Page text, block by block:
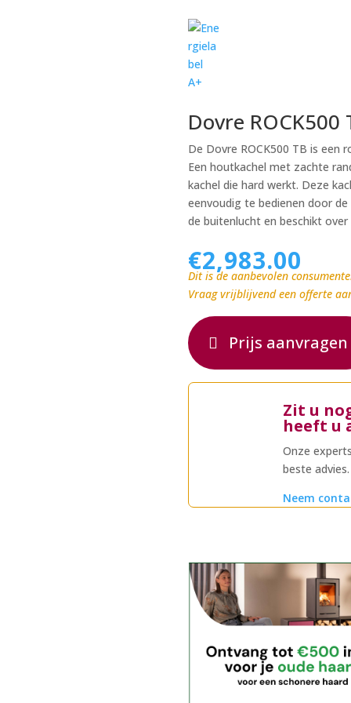
Dovre ROCK500
De Dovre ROCK500 TB is een
Een houtkachel met zachte
kachel die hard werkt. Deze
eenvoudig te bedienen door
de buitenlucht en beschikt
€2,983.00
Dit is de aanbevolen
Vraag vrijblijvend een offerte
Prijs aanvragen
Zit u
heeft u
Onze
beste advies.
Neem